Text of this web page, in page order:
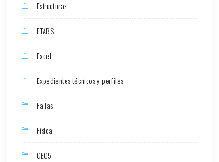
Estructuras
ETABS
Excel
Expedientes técnicos y perfiles
Fallas
Física
GEO5